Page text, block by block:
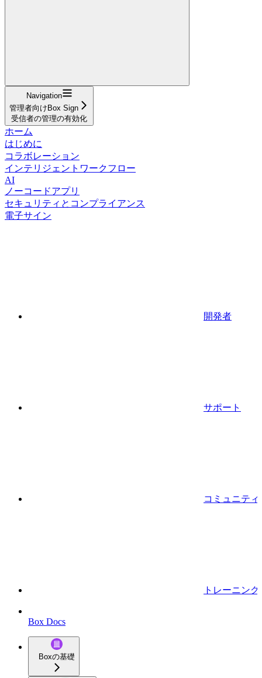
Navigation
管理者向けBox Sign
受信者の管理の有効化
ホーム
はじめに
コラボレーション
インテリジェントワークフロー
AI
ノーコードアプリ
セキュリティとコンプライアンス
電子サイン
開発者
サポート
コミュニティ
トレーニング
Box Docs
Boxの基礎